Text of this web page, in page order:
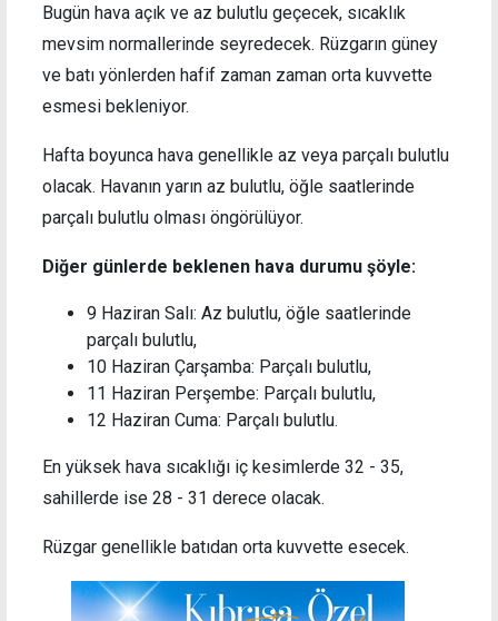
Bugün hava açık ve az bulutlu geçecek, sıcaklık
mevsim normallerinde seyredecek. Rüzgarın güney
ve batı yönlerden hafif zaman zaman orta kuvvette
esmesi bekleniyor.
Hafta boyunca hava genellikle az veya parçalı bulutlu
olacak. Havanın yarın az bulutlu, öğle saatlerinde
parçalı bulutlu olması öngörülüyor.
Diğer günlerde beklenen hava durumu şöyle:
9 Haziran Salı: Az bulutlu, öğle saatlerinde
parçalı bulutlu,
10 Haziran Çarşamba: Parçalı bulutlu,
11 Haziran Perşembe: Parçalı bulutlu,
12 Haziran Cuma: Parçalı bulutlu.
En yüksek hava sıcaklığı iç kesimlerde 32 - 35,
sahillerde ise 28 - 31 derece olacak.
Rüzgar genellikle batıdan orta kuvvette esecek.